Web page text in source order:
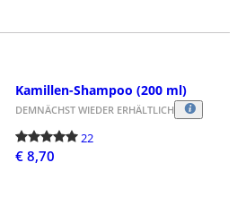
Kamillen-Shampoo (200 ml)
DEMNÄCHST WIEDER ERHÄLTLICH
22
€ 8,70